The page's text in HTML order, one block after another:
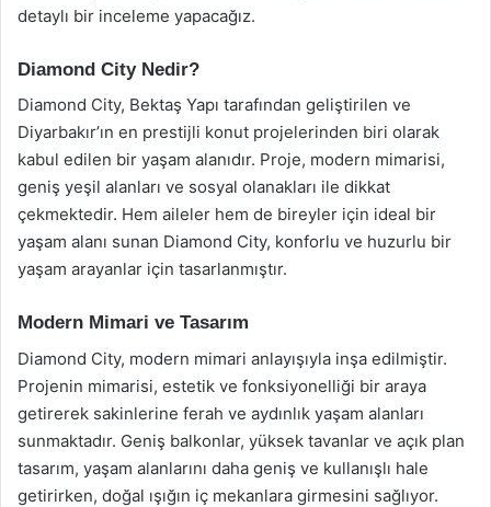
detaylı bir inceleme yapacağız.
Diamond City Nedir?
Diamond City, Bektaş Yapı tarafından geliştirilen ve
Diyarbakır’ın en prestijli konut projelerinden biri olarak
kabul edilen bir yaşam alanıdır. Proje, modern mimarisi,
geniş yeşil alanları ve sosyal olanakları ile dikkat
çekmektedir. Hem aileler hem de bireyler için ideal bir
yaşam alanı sunan Diamond City, konforlu ve huzurlu bir
yaşam arayanlar için tasarlanmıştır.
Modern Mimari ve Tasarım
Diamond City, modern mimari anlayışıyla inşa edilmiştir.
Projenin mimarisi, estetik ve fonksiyonelliği bir araya
getirerek sakinlerine ferah ve aydınlık yaşam alanları
sunmaktadır. Geniş balkonlar, yüksek tavanlar ve açık plan
tasarım, yaşam alanlarını daha geniş ve kullanışlı hale
getirirken, doğal ışığın iç mekanlara girmesini sağlıyor.